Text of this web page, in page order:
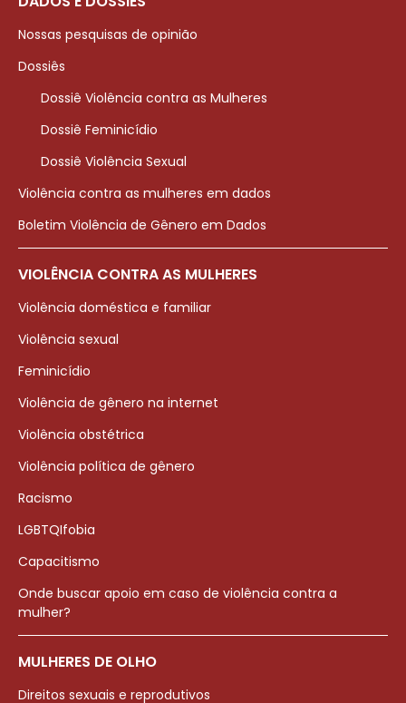
Nossas pesquisas de opinião
Dossiês
Dossiê Violência contra as Mulheres
Dossiê Feminicídio
Dossiê Violência Sexual
Violência contra as mulheres em dados
Boletim Violência de Gênero em Dados
VIOLÊNCIA CONTRA AS MULHERES
Violência doméstica e familiar
Violência sexual
Feminicídio
Violência de gênero na internet
Violência obstétrica
Violência política de gênero
Racismo
LGBTQIfobia
Capacitismo
Onde buscar apoio em caso de violência contra a
mulher?
MULHERES DE OLHO
Direitos sexuais e reprodutivos